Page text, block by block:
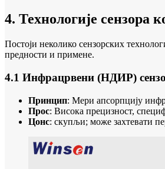
4. Технологије сензора
Постоји неколико сензорских
предности и примене.
4.1 Инфрацрвени (НДИР)
Принцип: Мери апсорпцију
Прос: Висока прецизност,
Цонс: скупљи; може захтевати